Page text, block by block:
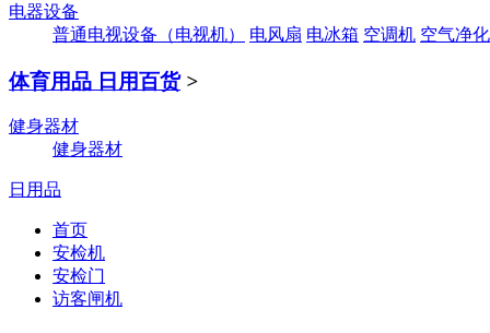
电器设备
普通电视设备（电视机）
电风扇 电冰箱 空调机 空气净
体育用品 日用百货 >
健身器材
健身器材
日用品
首页
安检机
安检门
访客闸机